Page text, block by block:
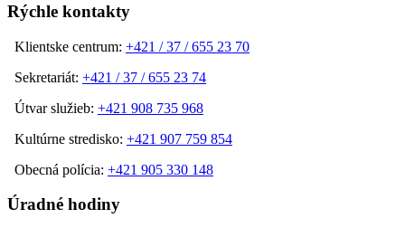
Rýchle kontakty
Klientske centrum: +421 / 37 / 655 23 70
Sekretariát: +421 / 37 / 655 23 74
Útvar služieb: +421 908 735 968
Kultúrne stredisko: +421 907 759 854
Obecná polícia: +421 905 330 148
Úradné hodiny